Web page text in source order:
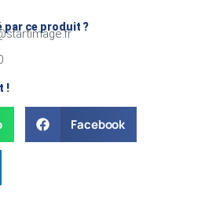
par ce produit ?
!
Facebook